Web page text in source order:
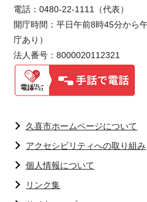
電話：0480-22-1111（代表）
開庁時間：平日午前8時45分から
庁あり）
法人番号：8000020112321
久喜市ホームページについて
アクセシビリティへの取り組み
個人情報について
リンク集